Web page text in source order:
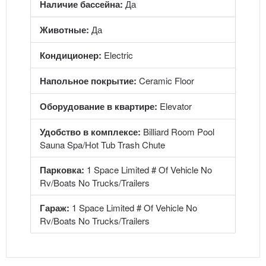
Наличие бассейна: Да
Животные: Да
Кондиционер: Electric
Напольное покрытие: Ceramic Floor
Оборудование в квартире: Elevator
Удобство в комплексе: Billiard Room Pool
Sauna Spa/Hot Tub Trash Chute
Парковка: 1 Space Limited # Of Vehicle No
Rv/Boats No Trucks/Trailers
Гараж: 1 Space Limited # Of Vehicle No
Rv/Boats No Trucks/Trailers